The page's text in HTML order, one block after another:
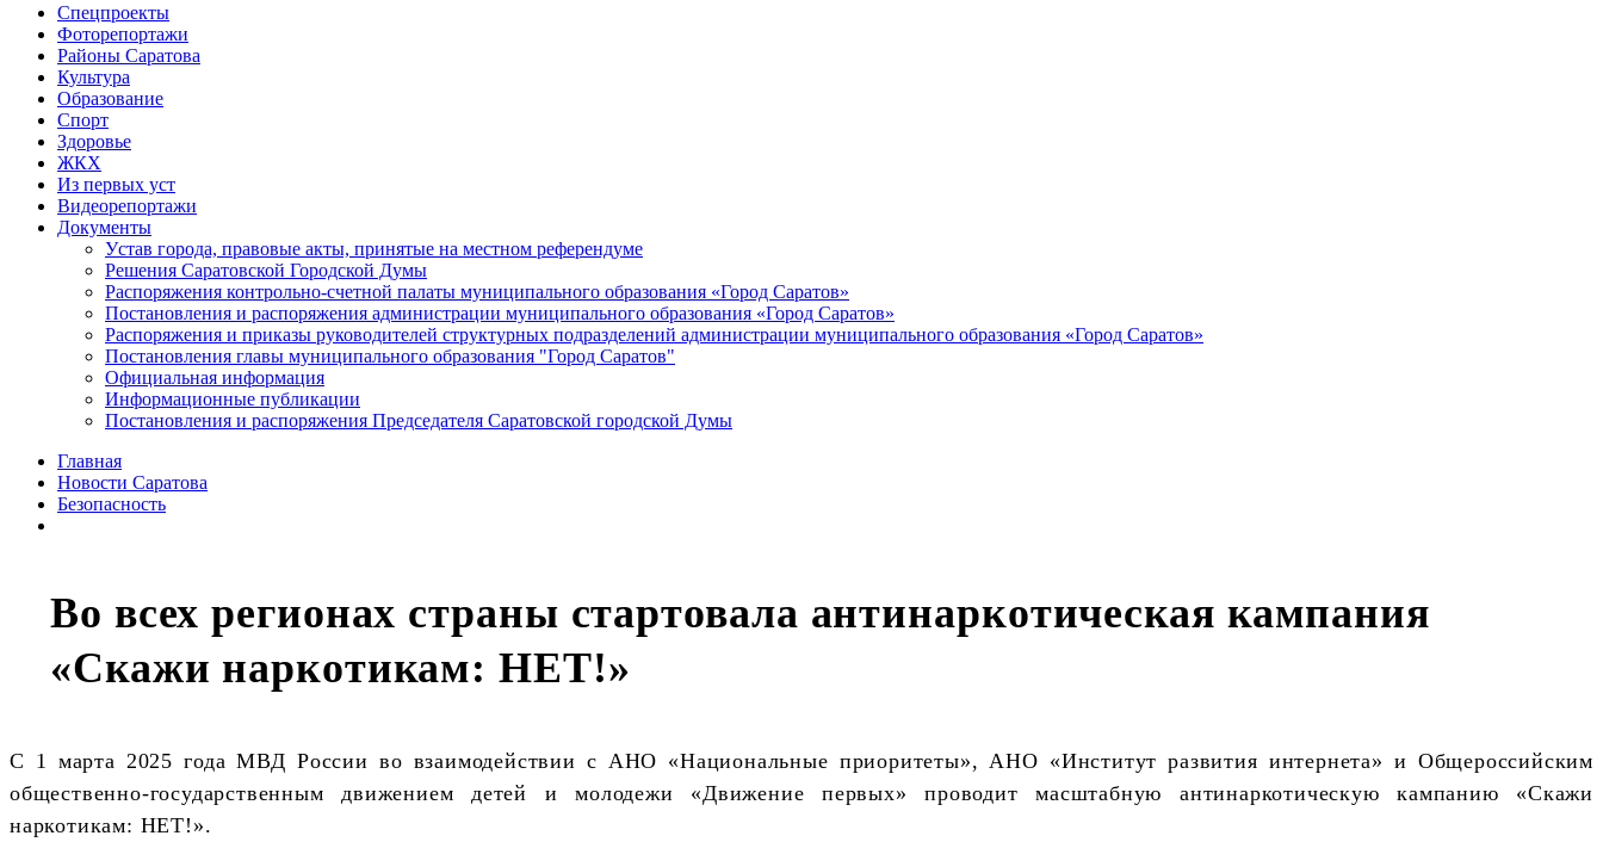
Спецпроекты
Фоторепортажи
Районы Саратова
Культура
Образование
Спорт
Здоровье
ЖКХ
Из пеpвых уст
Видеорепортажи
Документы
Уcтав города, правовые акты, принятые на местном референдуме
Решения Саратовской Городской Думы
Распоряжения контрольно-счетной палаты муниципального образования «Город Саратов»
Постановления и распоряжения администрации муниципального образования «Город Саратов»
Распоряжения и приказы руководителей структурных подразделений администрации муниципального образования «Город Саратов»
Постановления главы муниципального образования "Город Саратов"
Официальная информация
Информационные публикации
Постановления и распоряжения Председателя Саратовской городской Думы
Главная
Новости Саратова
Безопасность
Во всех регионах страны стартовала антинаркотическая кампания
«Скажи наркотикам: НЕТ!»
С 1 марта 2025 года МВД России во взаимодействии с АНО «Национальные приоритеты», АНО «Институт развития интернета» и Общероссийским
общественно-государственным движением детей и молодежи «Движение первых» проводит масштабную антинаркотическую кампанию «Скажи
наркотикам: НЕТ!».